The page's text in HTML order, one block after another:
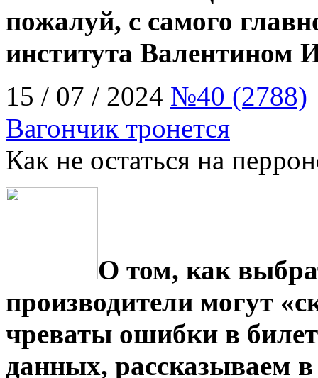
пожалуй, с самого
института
15 / 07 / 2024 №40 (2788)
Вагончик тронется
Как не остаться на
О том, как
производители могут
чреваты ошибки в
данных, рассказываем